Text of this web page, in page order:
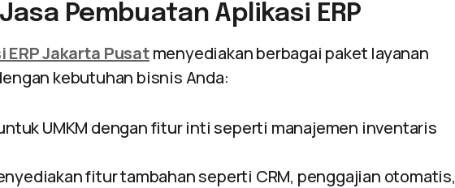
Pembuatan Aplikasi ERP
Jakarta Pusatmenyediakan berbagai paket layanan
kebutuhan bisnis Anda:
UMKM dengan fitur inti seperti manajemen inventaris
fitur tambahan seperti CRM, penggajian otomatis,